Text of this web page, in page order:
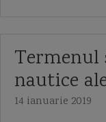
Termenul
nautice
14 ianuarie 2019